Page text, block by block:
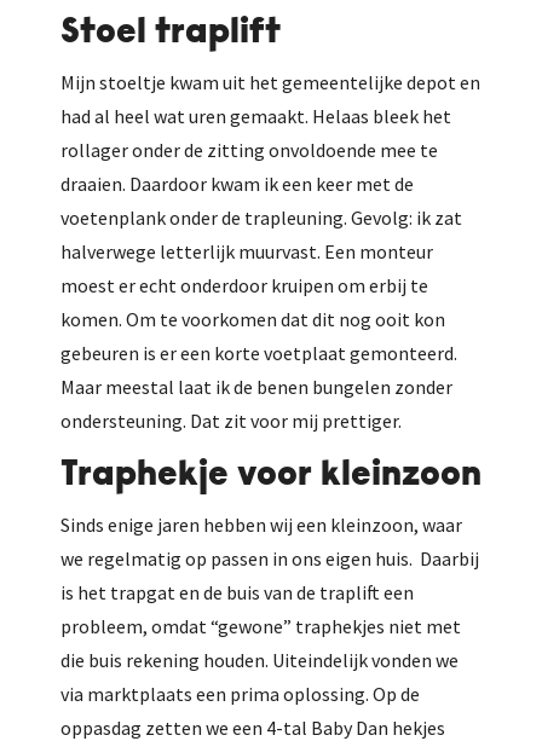
Stoel traplift
Mijn stoeltje kwam uit het gemeentelijke depot en
had al heel wat uren gemaakt. Helaas bleek het
rollager onder de zitting onvoldoende mee te
draaien. Daardoor kwam ik een keer met de
voetenplank onder de trapleuning. Gevolg: ik zat
halverwege letterlijk muurvast. Een monteur
moest er echt onderdoor kruipen om erbij te
komen. Om te voorkomen dat dit nog ooit kon
gebeuren is er een korte voetplaat gemonteerd.
Maar meestal laat ik de benen bungelen zonder
ondersteuning. Dat zit voor mij prettiger.
Traphekje voor kleinzoon
Sinds enige jaren hebben wij een kleinzoon, waar
we regelmatig op passen in ons eigen huis. Daarbij
is het trapgat en de buis van de traplift een
probleem, omdat “gewone” traphekjes niet met
die buis rekening houden. Uiteindelijk vonden we
via marktplaats een prima oplossing. Op de
oppasdag zetten we een 4-tal Baby Dan hekjes